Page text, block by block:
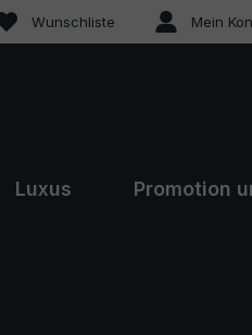
Wunschliste Du hast 0 Mein
Luxus Promotion